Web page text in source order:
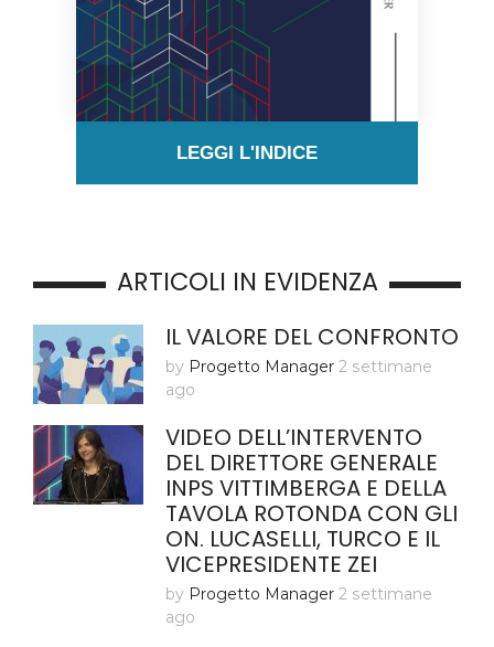
LEGGI L'INDICE
ARTICOLI IN EVIDENZA
IL VALORE DEL CONFRONTO
by Progetto Manager 2 settimane
ago
VIDEO DELL’INTERVENTO
DEL DIRETTORE GENERALE
INPS VITTIMBERGA E DELLA
TAVOLA ROTONDA CON GLI
ON. LUCASELLI, TURCO E IL
VICEPRESIDENTE ZEI
by Progetto Manager 2 settimane
ago